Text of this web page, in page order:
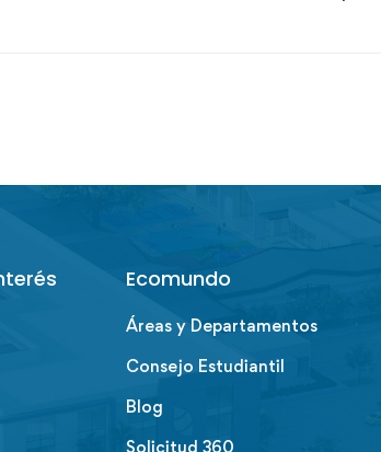
Ecomundo
Áreas y Departamentos
Consejo Estudiantil
Blog
Solicitud 360